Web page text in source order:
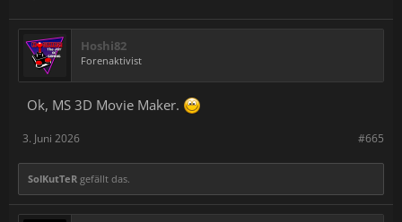
Hoshi82
Forenaktivist
Ok, MS 3D Movie Maker.
#665
3. Juni 2026
SolKutTeR gefällt das.